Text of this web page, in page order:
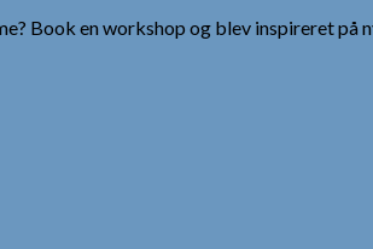
Book en workshop og blev inspireret på